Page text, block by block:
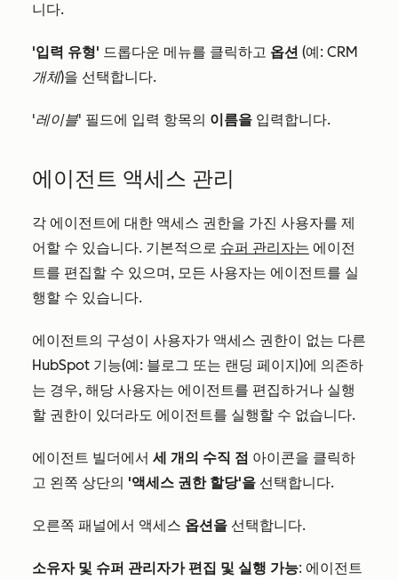
니다.
'입력 유형' 드롭다운 메뉴를 클릭하고 옵션 (예: CRM
개체)을 선택합니다.
'레이블' 필드에 입력 항목의 이름을 입력합니다.
에이전트 액세스 관리
각 에이전트에 대한 액세스 권한을 가진 사용자를 제
어할 수 있습니다. 기본적으로 슈퍼 관리자는 에이전
트를 편집할 수 있으며, 모든 사용자는 에이전트를 실
행할 수 있습니다.
에이전트의 구성이 사용자가 액세스 권한이 없는 다른
HubSpot 기능(예: 블로그 또는 랜딩 페이지)에 의존하
는 경우, 해당 사용자는 에이전트를 편집하거나 실행
할 권한이 있더라도 에이전트를 실행할 수 없습니다.
에이전트 빌더에서 세 개의 수직 점 아이콘을 클릭하
고 왼쪽 상단의 '액세스 권한 할당'을 선택합니다.
오른쪽 패널에서 액세스 옵션을 선택합니다.
소유자 및 슈퍼 관리자가 편집 및 실행 가능: 에이전트